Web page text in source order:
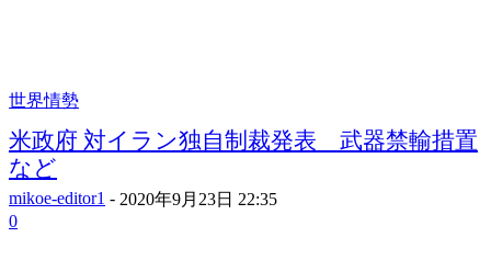
世界情勢
米政府 対イラン独自制裁発表 武器禁輸措置
など
mikoe-editor1 - 2020年9月23日 22:35
0